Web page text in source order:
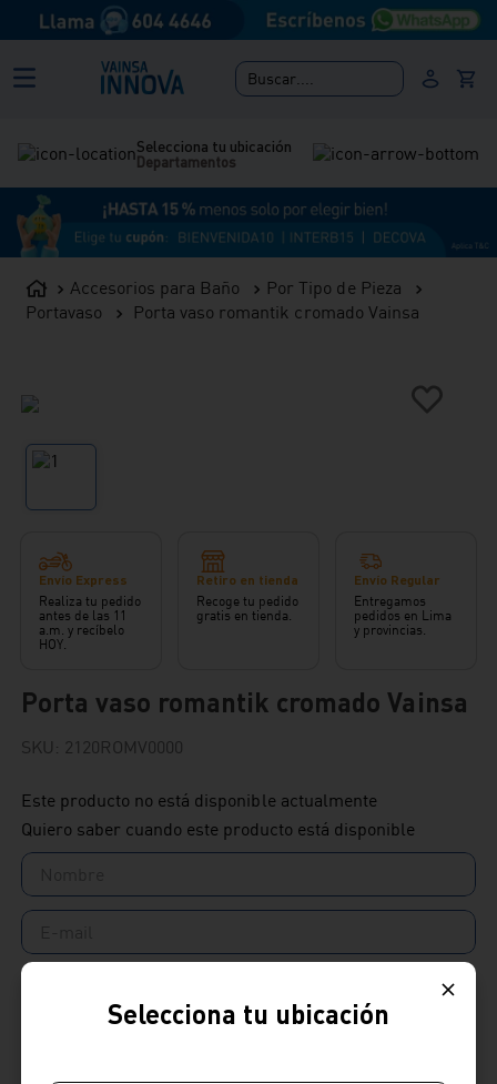
Buscar....
Selecciona tu ubicación
Departamentos
Accesorios para Baño
Por Tipo de Pieza
Portavaso
Porta vaso romantik cromado Vainsa
Envío Express
Realiza tu pedido
antes de las 11
a.m. y recíbelo
HOY.
Retiro en tienda
Recoge tu pedido
gratis en tienda.
Envío Regular
Entregamos
pedidos en Lima
y provincias.
Porta vaso romantik cromado Vainsa
SKU : 2120ROMV0000
Este producto no está disponible actualmente
Quiero saber cuando este producto está disponible
Selecciona tu ubicación